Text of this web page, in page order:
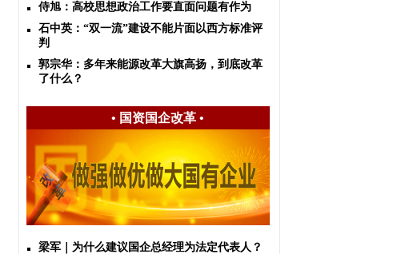
侍旭：高校思想政治工作要直面问题有作为
石中英：“双一流”建设不能片面以西方标准评
判
郭宗华：多年来能源改革大旗高扬，到底改革
了什么？
• 国资国企改革•
梁军｜为什么建议国企总经理为法定代表人？